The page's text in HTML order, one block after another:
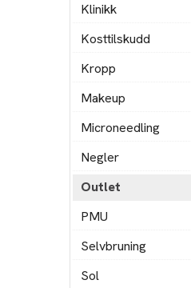
Klinikk
Kosttilskudd
Kropp
Makeup
Microneedling
Negler
Outlet
PMU
Selvbruning
Sol